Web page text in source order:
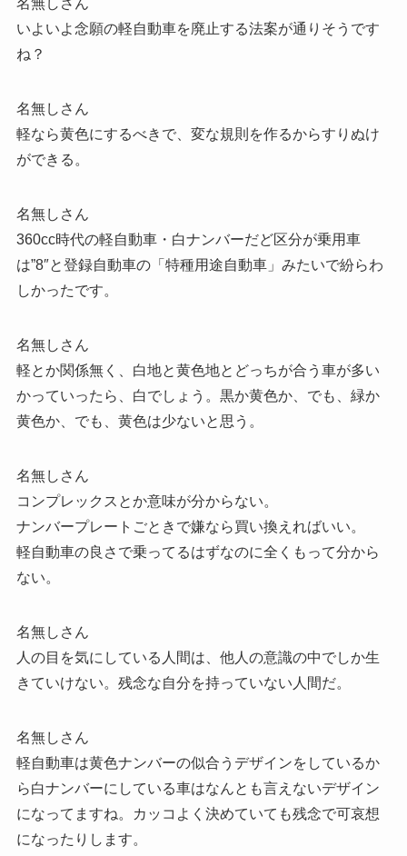
名無しさん
いよいよ念願の軽自動車を廃止する法案が通りそうです
ね？
名無しさん
軽なら黄色にするべきで、変な規則を作るからすりぬけ
ができる。
名無しさん
360cc時代の軽自動車・白ナンバーだど区分が乗用車
は”8″と登録自動車の「特種用途自動車」みたいで紛らわ
しかったです。
名無しさん
軽とか関係無く、白地と黄色地とどっちが合う車が多い
かっていったら、白でしょう。黒か黄色か、でも、緑か
黄色か、でも、黄色は少ないと思う。
名無しさん
コンプレックスとか意味が分からない。
ナンバープレートごときで嫌なら買い換えればいい。
軽自動車の良さで乗ってるはずなのに全くもって分から
ない。
名無しさん
人の目を気にしている人間は、他人の意識の中でしか生
きていけない。残念な自分を持っていない人間だ。
名無しさん
軽自動車は黄色ナンバーの似合うデザインをしているか
ら白ナンバーにしている車はなんとも言えないデザイン
になってますね。カッコよく決めていても残念で可哀想
になったりします。